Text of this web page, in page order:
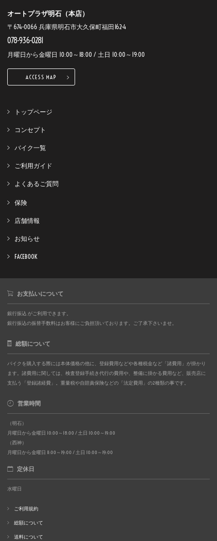
オートプラザ明石（本店）
〒674-0066 兵庫県明石市大久保町福田162-4
078-936-0281
月曜日から金曜日 10:00～18:00 / 土日 10:00～19:00
ACCESS MAP
トップページ
コンセプト
バイク一覧
ご利用ガイド
よくあるご質問
保険
店舗情報
お知らせ
FACEBOOK
お支払いについて
銀行振込 がご利用できます。
銀行振込の振替手数料はお客様にご負担頂いております。ご了承下さいませ。
総額について
バイクを購入する際には本体価格の他に、登録費用などや各種税金など「諸費用」が掛かり
ます。諸費用に関しては、検査登録手続き代行の費用や、整備に掛かる費用など、販売店に
支払う「登録諸経費」。重量税や自賠責保険などの「法定費用」の2種類の事です。
営業時間
（明石）
月曜日から金曜日 10:00～18:00 / 土日 10:00～19:00
（西神）
月曜日から金曜日 11:00～19:00 / 土日 10:00～19:00
定休日
水曜日
ご利用規約
総額について
送料について